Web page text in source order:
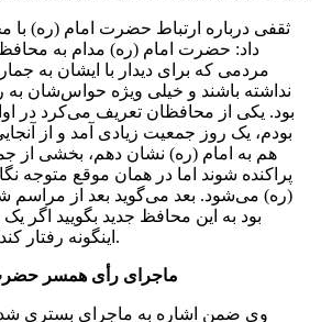
ثقفی درباره ارتباط حضرت امام (ره)
داد: حضرت امام (ره) مدام به
مردمی که برای دیدار با ایشان به
نداشته باشند و خیلی ویژه حواس‌شان به
بود. یکی از محافظان تعریف می‌کرد در
بودم، یک روز جمعیت زیادی آمد و از
هم به امام (ره) نشان دهم، بخشی از
پراکنده شوند اما در همان موقع متوجه
(ره) می‌شود. بعد می‌گوید بعد از مراسم
بود به این محافظ جدید بگویید اگر یک
اینگونه رفتار کند، جایی در جماران ندارد.
ماجرای رأی همسر
وی ضمن اشاره به ماجرای بستری